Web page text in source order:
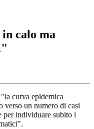
calo ma
curva epidemica
verso un numero di casi
per individuare subito i